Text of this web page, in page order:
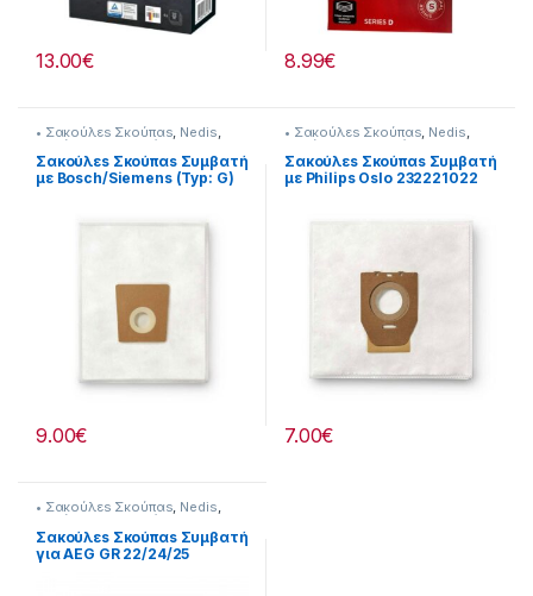
13.00€ 8.99€
• Σακούλεs Σκούπαs Nedis
Σκούπισμα & Καθάρισμα
Σακούλεs Σκούπαs Συμβατή
με Bosch/Siemens (Typ: G)
9.00€
• Σακούλεs Σκούπαs Nedis
Σκούπισμα & Καθάρισμα
Σακούλεs Σκούπαs Συμβατή
με Philips Oslo 232221022
7.00€
• Σακούλεs Σκούπαs, Nedis,
Σκούπισμα & Καθάρισμα
Σακούλεs Σκούπαs Συμβατή
για AEG GR 22/24/25